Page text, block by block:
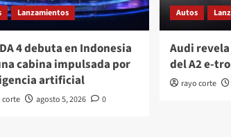
Lanzamientos
4 debuta en Indonesia
cabina impulsada por
artificial
corte agosto 5, 2026 0
Autos
Audi
del A2 e-
rayo corte